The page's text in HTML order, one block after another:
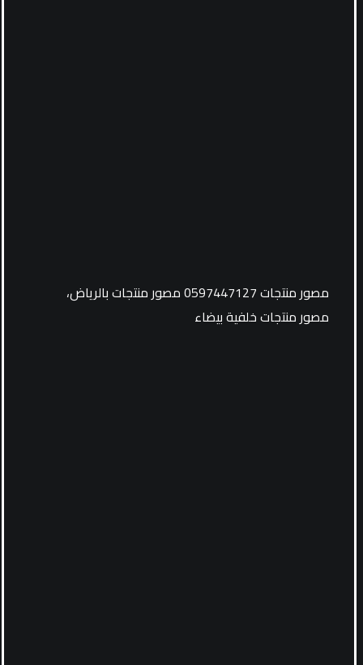
مصور منتجات 0597447127 مصور منتجات بالرياض،
مصور منتجات خلفية بيضاء